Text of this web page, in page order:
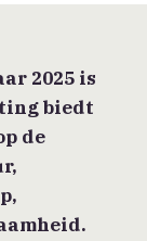
2025 is
biedt
de